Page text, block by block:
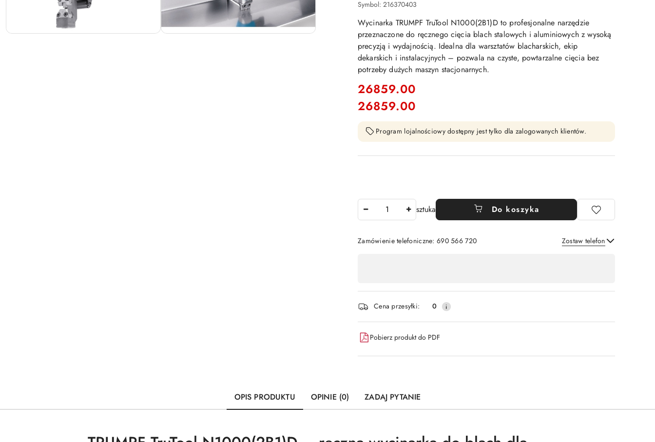
DEKARSTWA
Symbol: 216370403
Wycinarka TRUMPF TruTool N1000(2B1)D to profesjonalne narzędzie
przeznaczone do ręcznego cięcia blach stalowych i aluminiowych z wysoką
precyzją i wydajnością. Idealna dla warsztatów blacharskich, ekip
dekarskich i instalacyjnych – pozwala na czyste, powtarzalne cięcia bez
potrzeby dużych maszyn stacjonarnych.
cena:
26859.00
Cena:
26859.00
Program lojalnościowy dostępny jest tylko dla zalogowanych klientów.
sztuka Do koszyka
Zamówienie telefoniczne: 690 566 720 Zostaw telefon
płatność
i
dostawa
Cena przesyłki: 0
Pobierz produkt do PDF
OPIS PRODUKTU OPINIE (0) ZADAJ PYTANIE